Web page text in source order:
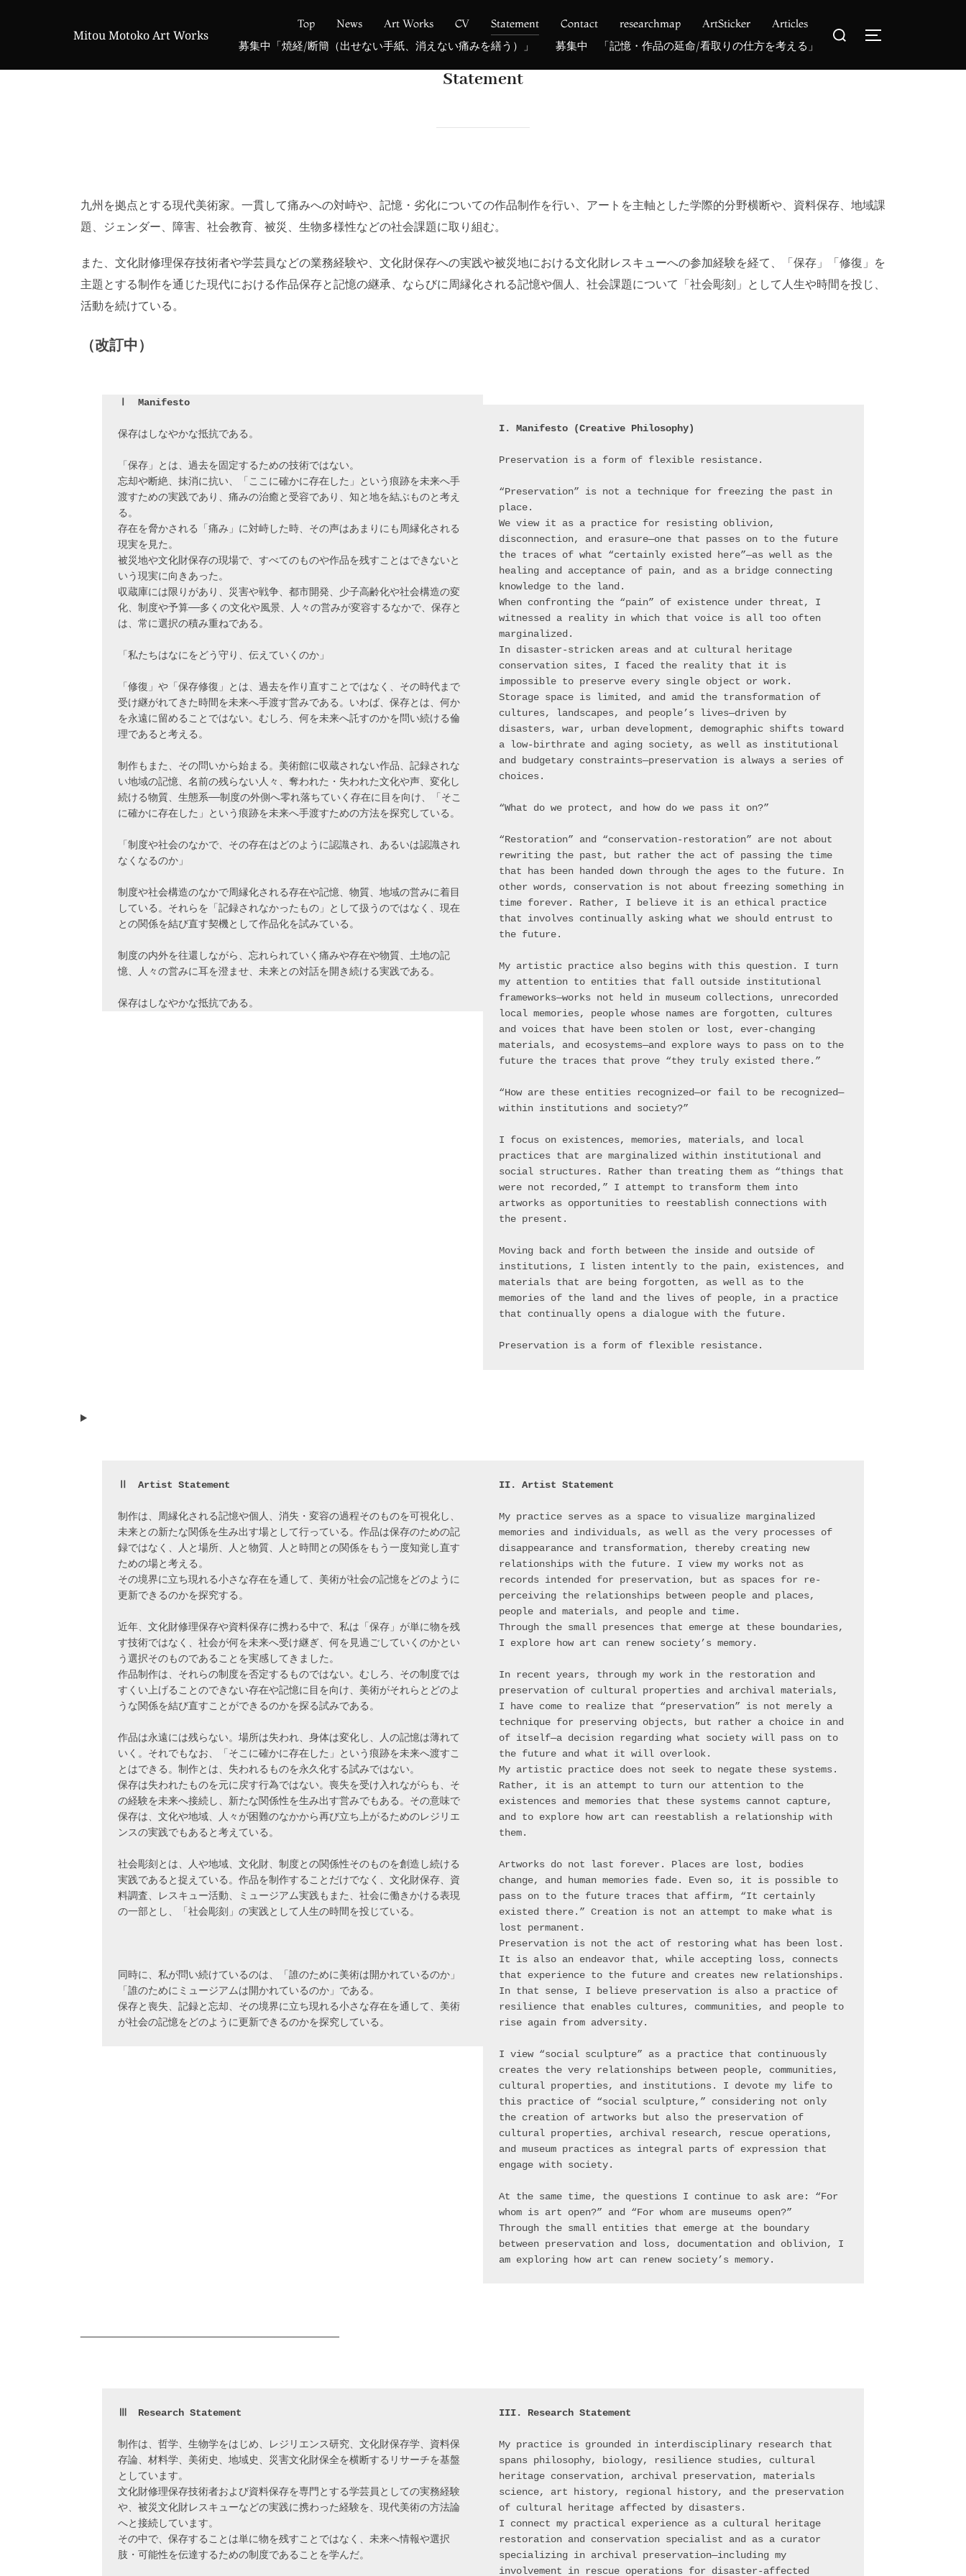
Mitou Motoko Art Works
Top News Art Works CV Statement Contact researchmap ArtSticker
Articles
募集中「焼経/断簡（出せない手紙、消えない痛みを繕う）」
募集中 「記憶・作品の延命/看取りの仕方を考える」
索
サイドバーとナ
Statement
九州を拠点とする現代美術家。一貫して痛みへの対峙や、記憶・劣化についての作品制作を行い、アートを主軸とした学際的分野横断や、資料保存、地域課
題、ジェンダー、障害、社会教育、被災、生物多様性などの社会課題に取り組む。
また、文化財修理保存技術者や学芸員などの業務経験や、文化財保存への実践や被災地における文化財レスキューへの参加経験を経て、「保存」「修復」を
主題とする制作を通じた現代における作品保存と記憶の継承、ならびに周縁化される記憶や個人、社会課題について「社会彫刻」として人生や時間を投じ、
活動を続けている。
（改訂中）
Ⅰ　Manifesto
保存はしなやかな抵抗である。
「保存」とは、過去を固定するための技術ではない。
忘却や断絶、抹消に抗い、「ここに確かに存在した」という痕跡を未来へ手
渡すための実践であり、痛みの治癒と受容であり、知と地を結ぶものと考え
る。
存在を脅かされる「痛み」に対峙した時、その声はあまりにも周縁化される
現実を見た。
被災地や文化財保存の現場で、すべてのものや作品を残すことはできないと
いう現実に向きあった。
収蔵庫には限りがあり、災害や戦争、都市開発、少子高齢化や社会構造の変
化、制度や予算──多くの文化や風景、人々の営みが変容するなかで、保存と
は、常に選択の積み重ねである。
「私たちはなにをどう守り、伝えていくのか」
「修復」や「保存修復」とは、過去を作り直すことではなく、その時代まで
受け継がれてきた時間を未来へ手渡す営みである。いわば、保存とは、何か
を永遠に留めることではない。むしろ、何を未来へ託すのかを問い続ける倫
理であると考える。
制作もまた、その問いから始まる。美術館に収蔵されない作品、記録されな
い地域の記憶、名前の残らない人々、奪われた・失われた文化や声、変化し
続ける物質、生態系──制度の外側へ零れ落ちていく存在に目を向け、「そこ
に確かに存在した」という痕跡を未来へ手渡すための方法を探究している。
「制度や社会のなかで、その存在はどのように認識され、あるいは認識され
なくなるのか」
制度や社会構造のなかで周縁化される存在や記憶、物質、地域の営みに着目
している。それらを「記録されなかったもの」として扱うのではなく、現在
との関係を結び直す契機として作品化を試みている。
制度の内外を往還しながら、忘れられていく痛みや存在や物質、土地の記
憶、人々の営みに耳を澄ませ、未来との対話を開き続ける実践である。
保存はしなやかな抵抗である。
I. Manifesto (Creative Philosophy)
Preservation is a form of flexible resistance.
“Preservation” is not a technique for freezing the past in
place.
We view it as a practice for resisting oblivion,
disconnection, and erasure—one that passes on to the future
the traces of what “certainly existed here”—as well as the
healing and acceptance of pain, and as a bridge connecting
knowledge to the land.
When confronting the “pain” of existence under threat, I
witnessed a reality in which that voice is all too often
marginalized.
In disaster-stricken areas and at cultural heritage
conservation sites, I faced the reality that it is
impossible to preserve every single object or work.
Storage space is limited, and amid the transformation of
cultures, landscapes, and people’s lives—driven by
disasters, war, urban development, demographic shifts toward
a low-birthrate and aging society, as well as institutional
and budgetary constraints—preservation is always a series of
choices.
“What do we protect, and how do we pass it on?”
“Restoration” and “conservation-restoration” are not about
rewriting the past, but rather the act of passing the time
that has been handed down through the ages to the future. In
other words, conservation is not about freezing something in
time forever. Rather, I believe it is an ethical practice
that involves continually asking what we should entrust to
the future.
My artistic practice also begins with this question. I turn
my attention to entities that fall outside institutional
frameworks—works not held in museum collections, unrecorded
local memories, people whose names are forgotten, cultures
and voices that have been stolen or lost, ever-changing
materials, and ecosystems—and explore ways to pass on to the
future the traces that prove “they truly existed there.”
“How are these entities recognized—or fail to be recognized—
within institutions and society?”
I focus on existences, memories, materials, and local
practices that are marginalized within institutional and
social structures. Rather than treating them as “things that
were not recorded,” I attempt to transform them into
artworks as opportunities to reestablish connections with
the present.
Moving back and forth between the inside and outside of
institutions, I listen intently to the pain, existences, and
materials that are being forgotten, as well as to the
memories of the land and the lives of people, in a practice
that continually opens a dialogue with the future.
Preservation is a form of flexible resistance.
Ⅱ　Artist Statement
制作は、周縁化される記憶や個人、消失・変容の過程そのものを可視化し、
未来との新たな関係を生み出す場として行っている。作品は保存のための記
録ではなく、人と場所、人と物質、人と時間との関係をもう一度知覚し直す
ための場と考える。
その境界に立ち現れる小さな存在を通して、美術が社会の記憶をどのように
更新できるのかを探究する。
近年、文化財修理保存や資料保存に携わる中で、私は「保存」が単に物を残
す技術ではなく、社会が何を未来へ受け継ぎ、何を見過ごしていくのかとい
う選択そのものであることを実感してきました。
作品制作は、それらの制度を否定するものではない。むしろ、その制度では
すくい上げることのできない存在や記憶に目を向け、美術がそれらとどのよ
うな関係を結び直すことができるのかを探る試みである。
作品は永遠には残らない。場所は失われ、身体は変化し、人の記憶は薄れて
いく。それでもなお、「そこに確かに存在した」という痕跡を未来へ渡すこ
とはできる。制作とは、失われるものを永久化する試みではない。
保存は失われたものを元に戻す行為ではない。喪失を受け入れながらも、そ
の経験を未来へ接続し、新たな関係性を生み出す営みでもある。その意味で
保存は、文化や地域、人々が困難のなかから再び立ち上がるためのレジリエ
ンスの実践でもあると考えている。
社会彫刻とは、人や地域、文化財、制度との関係性そのものを創造し続ける
実践であると捉えている。作品を制作することだけでなく、文化財保存、資
料調査、レスキュー活動、ミュージアム実践もまた、社会に働きかける表現
の一部とし、「社会彫刻」の実践として人生の時間を投じている。
同時に、私が問い続けているのは、「誰のために美術は開かれているのか」
「誰のためにミュージアムは開かれているのか」である。
保存と喪失、記録と忘却、その境界に立ち現れる小さな存在を通して、美術
が社会の記憶をどのように更新できるのかを探究している。
II. Artist Statement
My practice serves as a space to visualize marginalized
memories and individuals, as well as the very processes of
disappearance and transformation, thereby creating new
relationships with the future. I view my works not as
records intended for preservation, but as spaces for re-
perceiving the relationships between people and places,
people and materials, and people and time.
Through the small presences that emerge at these boundaries,
I explore how art can renew society’s memory.
In recent years, through my work in the restoration and
preservation of cultural properties and archival materials,
I have come to realize that “preservation” is not merely a
technique for preserving objects, but rather a choice in and
of itself—a decision regarding what society will pass on to
the future and what it will overlook.
My artistic practice does not seek to negate these systems.
Rather, it is an attempt to turn our attention to the
existences and memories that these systems cannot capture,
and to explore how art can reestablish a relationship with
them.
Artworks do not last forever. Places are lost, bodies
change, and human memories fade. Even so, it is possible to
pass on to the future traces that affirm, “It certainly
existed there.” Creation is not an attempt to make what is
lost permanent.
Preservation is not the act of restoring what has been lost.
It is also an endeavor that, while accepting loss, connects
that experience to the future and creates new relationships.
In that sense, I believe preservation is also a practice of
resilience that enables cultures, communities, and people to
rise again from adversity.
I view “social sculpture” as a practice that continuously
creates the very relationships between people, communities,
cultural properties, and institutions. I devote my life to
this practice of “social sculpture,” considering not only
the creation of artworks but also the preservation of
cultural properties, archival research, rescue operations,
and museum practices as integral parts of expression that
engage with society.
At the same time, the questions I continue to ask are: “For
whom is art open?” and “For whom are museums open?”
Through the small entities that emerge at the boundary
between preservation and loss, documentation and oblivion, I
am exploring how art can renew society’s memory.
Ⅲ　Research Statement
制作は、哲学、生物学をはじめ、レジリエンス研究、文化財保存学、資料保
存論、材料学、美術史、地域史、災害文化財保全を横断するリサーチを基盤
としています。
文化財修理保存技術者および資料保存を専門とする学芸員としての実務経験
や、被災文化財レスキューなどの実践に携わった経験を、現代美術の方法論
へと接続しています。
その中で、保存することは単に物を残すことではなく、未来へ情報や選択
肢・可能性を伝達するための制度であることを学んだ。
III. Research Statement
My practice is grounded in interdisciplinary research that
spans philosophy, biology, resilience studies, cultural
heritage conservation, archival preservation, materials
science, art history, regional history, and the preservation
of cultural heritage affected by disasters.
I connect my practical experience as a cultural heritage
restoration and conservation specialist and as a curator
specializing in archival preservation—including my
involvement in rescue operations for disaster-affected